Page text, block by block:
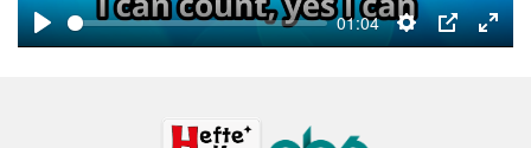
Play
01:04
Settings
PIP
Enter